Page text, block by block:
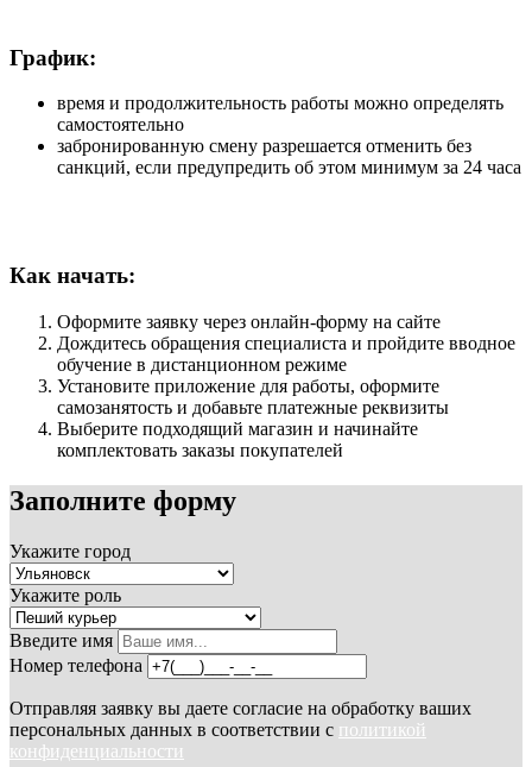
График:
время и продолжительность работы можно определять
самостоятельно
забронированную смену разрешается отменить без
санкций, если предупредить об этом минимум за 24 часа
Как начать:
Оформите заявку через онлайн-форму на сайте
Дождитесь обращения специалиста и пройдите вводное
обучение в дистанционном режиме
Установите приложение для работы, оформите
самозанятость и добавьте платежные реквизиты
Выберите подходящий магазин и начинайте
комплектовать заказы покупателей
Заполните форму
Укажите город
Укажите роль
Введите имя
Номер телефона
Отправляя заявку вы даете согласие на обработку ваших
персональных данных в соответствии с политикой
конфиденциальности